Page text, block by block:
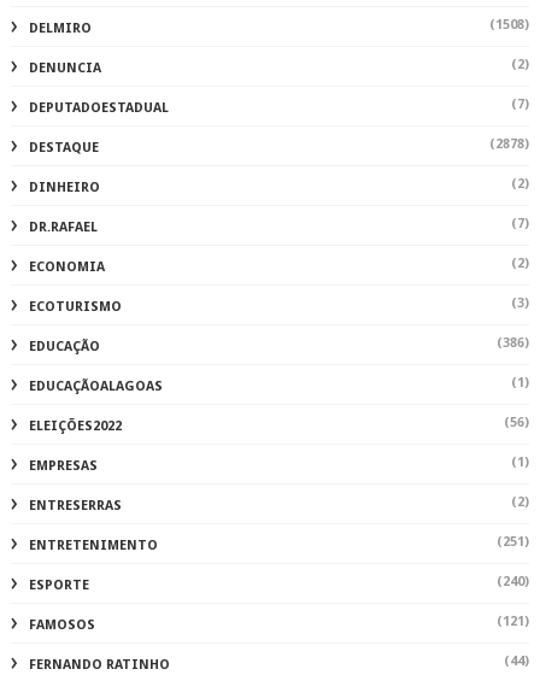
DELMIRO (1508)
DENUNCIA (2)
DEPUTADOESTADUAL (7)
DESTAQUE (2878)
DINHEIRO (2)
DR.RAFAEL (7)
ECONOMIA (2)
ECOTURISMO (3)
EDUCAÇÃO (386)
EDUCAÇÃOALAGOAS (1)
ELEIÇÕES2022 (56)
EMPRESAS (1)
ENTRESERRAS (2)
ENTRETENIMENTO (251)
ESPORTE (240)
FAMOSOS (121)
FERNANDO RATINHO (44)